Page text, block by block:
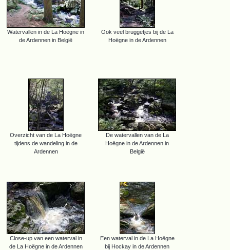
Watervallen in de La Hoëgne in
de Ardennen in België
Ook veel bruggetjes bij de La
Hoëgne in de Ardennen
Overzicht van de La Hoëgne
tijdens de wandeling in de
Ardennen
De watervallen van de La
Hoëgne in de Ardennen in
België
Close-up van een waterval in
de La Hoëgne in de Ardennen
Een waterval in de La Hoëgne
bij Hockay in de Ardennen